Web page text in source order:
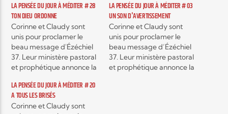
LA PENSÉE DU JOUR À MÉDITER # 28
TON DIEU ORDONNE
Corinne et Claudy sont
unis pour proclamer le
beau message d'Ézéchiel
37. Leur ministère pastoral
et prophétique annonce la
du peuple de Dieu, le
Souffle de la Vie de Dieu
permettant à toute
LA PENSÉE DU JOUR À MÉDITER # 03
UN SON D'AVERTISSEMENT
Corinne et Claudy sont
unis pour proclamer le
beau message d’Ézéchiel
37. Leur ministère pastoral
et prophétique annonce la
LA PENSÉE DU JOUR À MÉDITER # 20
A TOUS LES BRISÉS
Corinne et Claudy sont